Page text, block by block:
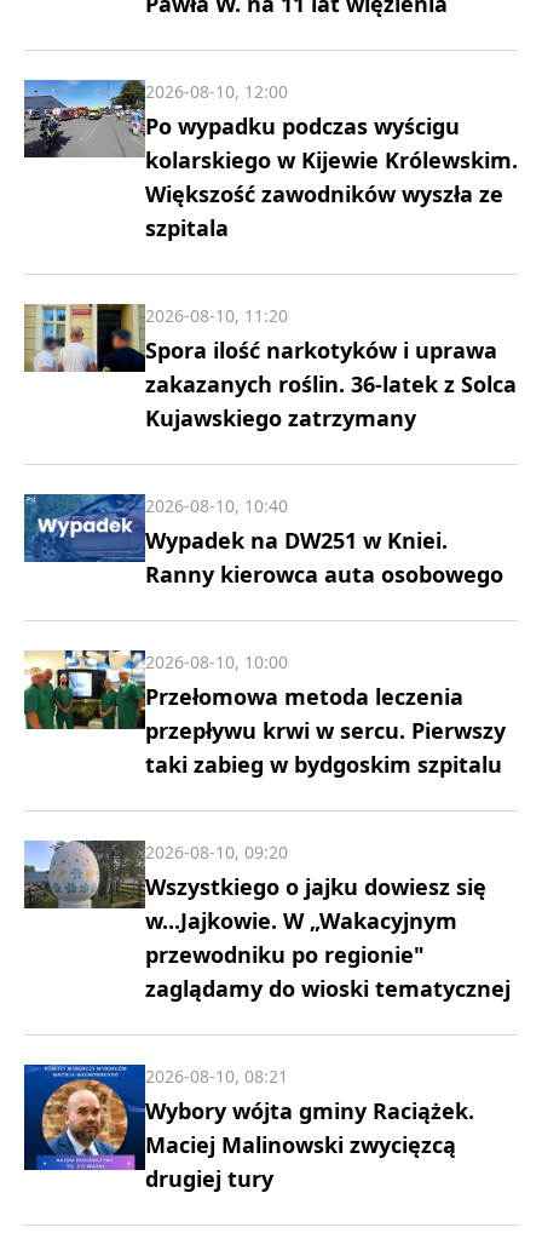
Po wypadku podczas wyścigu
kolarskiego w Kijewie Królewskim.
Większość zawodników wyszła ze
szpitala
2026-08-10, 12:00
Spora ilość narkotyków i uprawa
zakazanych roślin. 36-latek z Solca
Kujawskiego zatrzymany
2026-08-10, 11:20
Wypadek na DW251 w Kniei.
Ranny kierowca auta osobowego
2026-08-10, 10:40
Przełomowa metoda leczenia
przepływu krwi w sercu. Pierwszy
taki zabieg w bydgoskim szpitalu
2026-08-10, 10:00
Wszystkiego o jajku dowiesz się
w...Jajkowie. W „Wakacyjnym
przewodniku po regionie"
zaglądamy do wioski tematycznej
2026-08-10, 09:20
Wybory wójta gminy Raciążek.
Maciej Malinowski zwycięzcą
drugiej tury
2026-08-10, 08:21